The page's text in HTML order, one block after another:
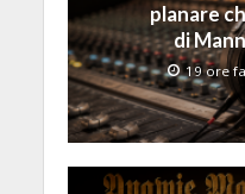
planare
di
19 ore fa